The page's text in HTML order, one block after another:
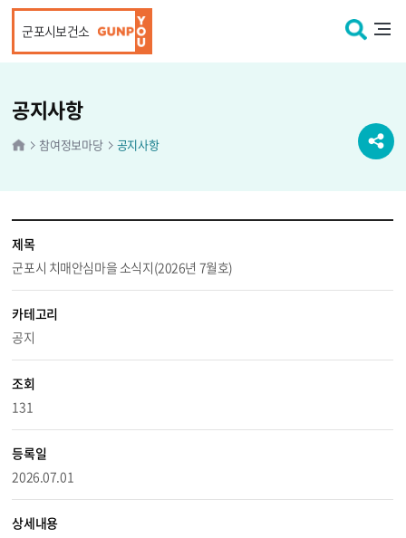
군포시보건소
참여정보마당 공지사항
공지사항
제목
군포시 치매안심마을 소식지(2026년 7월호)
카테고리
공지
조회
131
등록일
2026.07.01
상세내용